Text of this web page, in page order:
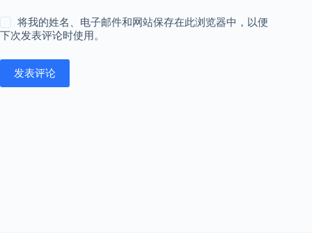
将我的姓名、电子邮件和网站保存在此浏览器中，以便
下次发表评论时使用。
发表评论